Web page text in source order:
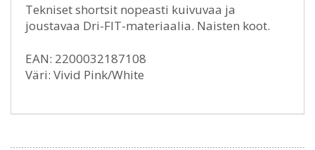
Tekniset shortsit nopeasti kuivuvaa ja
joustavaa Dri-FIT-materiaalia. Naisten koot.
EAN: 2200032187108
Väri: Vivid Pink/White